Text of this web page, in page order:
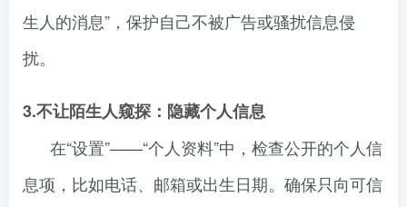
生人的消息”，保护自己不被广告或骚扰信息侵
扰。
3.不让陌生人窥探：隐藏个人信息
在“设置”——“个人资料”中，检查公开的个人信
息项，比如电话、邮箱或出生日期。确保只向可信